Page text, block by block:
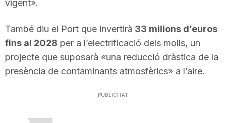
vigent».
També diu el Port que invertirà 33 milions d’euros
fins al 2028 per a l’electrificació dels molls, un
projecte que suposarà «una reducció dràstica de la
presència de contaminants atmosfèrics» a l’aire.
PUBLICITAT